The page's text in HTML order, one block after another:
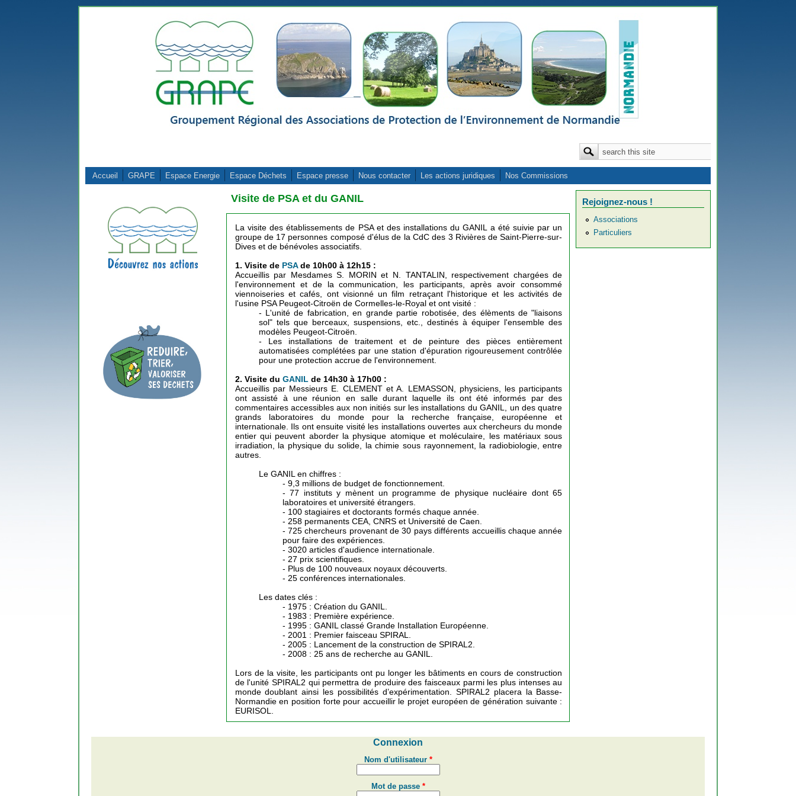
Formulaire de recherche
Rechercher
Accueil GRAPE Espace Energie Espace Déchets Espace presse Nous contacter Les actions juridiques Nos Commissions
Visite de PSA et du GANIL
La visite des établissements de PSA et des installations du GANIL a été suivie par un
groupe de 17 personnes composé d'élus de la CdC des 3 Rivières de Saint-Pierre-sur-
Dives et de bénévoles associatifs.
1. Visite de PSAde 10h00 à 12h15 :
Accueillis par Mesdames S. MORIN et N. TANTALIN, respectivement chargées de
l'environnement et de la communication, les participants, après avoir consommé
viennoiseries et cafés, ont visionné un film retraçant l'historique et les activités de
l'usine PSA Peugeot-Citroën de Cormelles-le-Royal et ont visité :
- L'unité de fabrication, en grande partie robotisée, des élèments de "liaisons
sol" tels que berceaux, suspensions, etc., destinés à équiper l'ensemble des
modèles Peugeot-Citroën.
- Les installations de traitement et de peinture des pièces entièrement
automatisées complétées par une station d'épuration rigoureusement contrôlée
pour une protection accrue de l'environnement.
2. Visite du GANIL de 14h30 à 17h00 :
Accueillis par Messieurs E. CLEMENT et A. LEMASSON, physiciens, les participants
ont assisté à une réunion en salle durant laquelle ils ont été informés par des
commentaires accessibles aux non initiés sur les installations du GANIL, un des quatre
grands laboratoires du monde pour la recherche française, européenne et
internationale. Ils ont ensuite visité les installations ouvertes aux chercheurs du monde
entier qui peuvent aborder la physique atomique et moléculaire, les matériaux sous
irradiation, la physique du solide, la chimie sous rayonnement, la radiobiologie, entre
autres.
Le GANIL en chiffres :
- 9,3 millions de budget de fonctionnement.
- 77 instituts y mènent un programme de physique nucléaire dont 65
laboratoires et université étrangers.
- 100 stagiaires et doctorants formés chaque année.
- 258 permanents CEA, CNRS et Université de Caen.
- 725 chercheurs provenant de 30 pays différents accueillis chaque année
pour faire des expériences.
- 3020 articles d'audience internationale.
- 27 prix scientifiques.
- Plus de 100 nouveaux noyaux découverts.
- 25 conférences internationales.
Les dates clés :
- 1975 : Création du GANIL.
- 1983 : Première expérience.
- 1995 : GANIL classé Grande Installation Européenne.
- 2001 : Premier faisceau SPIRAL.
- 2005 : Lancement de la construction de SPIRAL2.
- 2008 : 25 ans de recherche au GANIL.
Lors de la visite, les participants ont pu longer les bâtiments en cours de construction
de l'unité SPIRAL2 qui permettra de produire des faisceaux parmi les plus intenses au
monde doublant ainsi les possibilités d’expérimentation. SPIRAL2 placera la Basse-
Normandie en position forte pour accueillir le projet européen de génération suivante :
EURISOL.
Rejoignez-nous !
Associations
Particuliers
Connexion
Nom d'utilisateur *
Mot de passe *